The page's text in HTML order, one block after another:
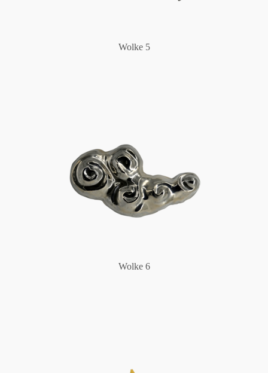
Wolke 5
Wolke 6